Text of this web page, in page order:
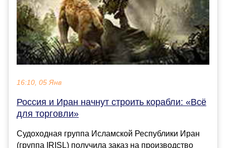
16:10, 05 Янв
Россия и Иран начнут строить корабли: «Всё
для торговли»
Судоходная группа Исламской Республики Иран
(группа IRISL) получила заказ на производство